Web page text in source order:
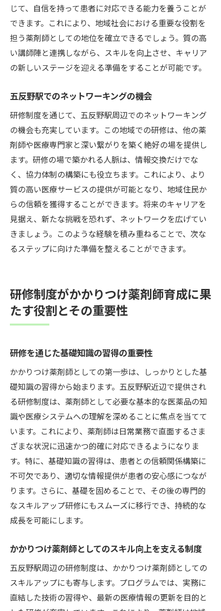
研修制度がもたらすキャリアビジョンの構
築
次世代薬剤師育成を見据えた研修の在り方
じて、自信を持って患者に対応できる能力を養うことが
できます。これにより、地域社会における重要な役割を
担う薬剤師としての地位を確立できるでしょう。質の高
い講師陣と連携しながら、スキルを向上させ、キャリア
の新しいステージを迎える準備をすることが可能です。
五反野駅でのネットワーキングの機会
研修制度を通じて、五反野駅周辺でのネットワーキング
の機会も充実しています。この地域での研修は、他の薬
剤師や医療専門家と深い繋がりを築く絶好の場を提供し
ます。研修の場で築かれる人脈は、情報交換だけでな
く、協力体制の構築にも役立ちます。これにより、より
質の高い医療サービスの提供が可能となり、地域住民か
らの信頼を獲得することができます。将来のキャリアを
見据え、新たな挑戦を恐れず、ネットワークを広げてい
きましょう。このような経験を積み重ねることで、次な
るステップに向けた準備を整えることができます。
研修制度がかかりつけ薬剤師育成に果
たす役割とその重要性
研修を通じた基礎知識の習得の重要性
かかりつけ薬剤師としての第一歩は、しっかりとした基
礎知識の習得から始まります。五反野駅近辺で提供され
る研修制度は、薬剤師として必要な基本的な医薬品の知
識や医療システムへの理解を深めることに焦点を当てて
います。これにより、薬剤師は日常業務で直面するさま
ざまな状況に迅速かつ的確に対応できるようになりま
す。特に、基礎知識の習得は、患者との信頼関係構築に
不可欠であり、適切な情報提供が患者の安心感につなが
ります。さらに、基礎を固めることで、その後の専門的
なスキルアップ研修にもスムーズに移行でき、持続的な
成長を可能にします。
かかりつけ薬剤師としてのスキル向上を支える制度
五反野駅周辺の研修制度は、かかりつけ薬剤師としての
スキルアップにも寄与します。プログラムでは、実務に
直結した技術の習得や、最新の医療情報の更新を目的と